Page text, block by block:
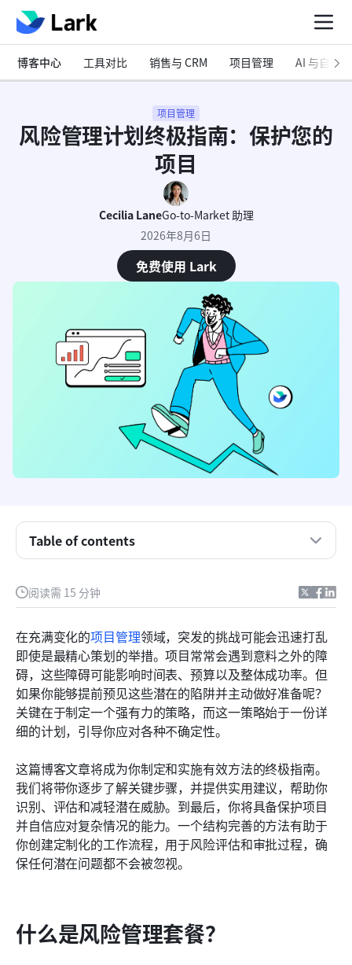
博客中心 工具对比 销售与 CRM 项目管理 AI 与自动化
项目管理
风险管理计划终极指南：保护您的
项目
Cecilia LaneGo-to-Market 助理
2026年8月6日
免费使用 Lark
阅读需 15 分钟
在充满变化的项目管理领域，突发的挑战可能会迅速打乱
即使是最精心策划的举措。项目常常会遇到意料之外的障
碍，这些障碍可能影响时间表、预算以及整体成功率。但
如果你能够提前预见这些潜在的陷阱并主动做好准备呢？
关键在于制定一个强有力的策略，而这一策略始于一份详
细的计划，引导你应对各种不确定性。
这篇博客文章将成为你制定和实施有效方法的终极指南。
我们将带你逐步了解关键步骤，并提供实用建议，帮助你
识别、评估和减轻潜在威胁。到最后，你将具备保护项目
并自信应对复杂情况的能力。一个结构完善的方法有助于
你创建定制化的工作流程，用于风险评估和审批过程，确
保任何潜在问题都不会被忽视。
什么是风险管理套餐？
Table of contents
什么是风险管理套餐？
有哪些不同类型的风险？
风险管理套餐应包括哪些内容？
使用 Lark 在线管理风险和项目
如何制定风险管理套餐
结论
常见问题